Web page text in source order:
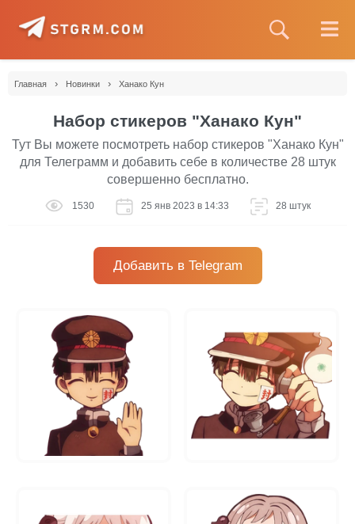
Главная › Новинки › Ханако Кун
Набор стикеров "Ханако Кун"
Тут Вы можете посмотреть набор стикеров "Ханако Кун"
для Телеграмм и добавить себе в количестве 28 штук
совершенно бесплатно.
1530 25 янв 2023 в 14:33 28 штук
Добавить в Telegram